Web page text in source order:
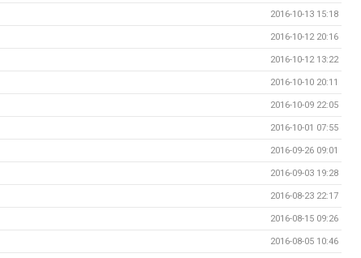
2016-10-13 15:18
2016-10-12 20:16
2016-10-12 13:22
2016-10-10 20:11
2016-10-09 22:05
2016-10-01 07:55
2016-09-26 09:01
2016-09-03 19:28
2016-08-23 22:17
2016-08-15 09:26
2016-08-05 10:46